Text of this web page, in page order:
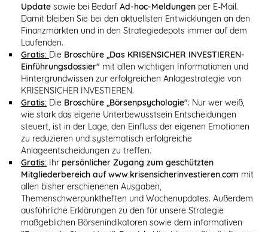
Update sowie bei Bedarf Ad-hoc-Meldungen per E-Mail.
Damit bleiben Sie bei den aktuellsten Entwicklungen an den
Finanzmärkten und in den Strategiedepots immer auf dem
Laufenden.
Gratis: Die Broschüre „Das KRISENSICHER INVESTIEREN-
Einführungsdossier" mit allen wichtigen Informationen und
Hintergrundwissen zur erfolgreichen Anlagestrategie von
KRISENSICHER INVESTIEREN.
Gratis: Die Broschüre „Börsenpsychologie": Nur wer weiß,
wie stark das eigene Unterbewusstsein Entscheidungen
steuert, ist in der Lage, den Einfluss der eigenen Emotionen
zu reduzieren und systematisch erfolgreiche
Anlageentscheidungen zu treffen.
Gratis: Ihr persönlicher Zugang zum geschützten
Mitgliederbereich auf www.krisensicherinvestieren.com mit
allen bisher erschienenen Ausgaben,
Themenschwerpunktheften und Wochenupdates. Außerdem
ausführliche Erklärungen zu den für unsere Strategie
maßgeblichen Börsenindikatoren sowie dem informativen